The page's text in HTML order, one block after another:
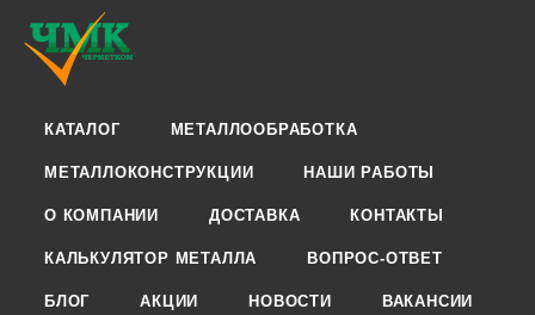
КАТАЛОГ МЕТАЛЛООБРАБОТКА
МЕТАЛЛОКОНСТРУКЦИИ НАШИ РАБОТЫ
О КОМПАНИИ ДОСТАВКА КОНТАКТЫ
КАЛЬКУЛЯТОР МЕТАЛЛА ВОПРОС-ОТВЕТ
БЛОГ АКЦИИ НОВОСТИ ВАКАНСИИ